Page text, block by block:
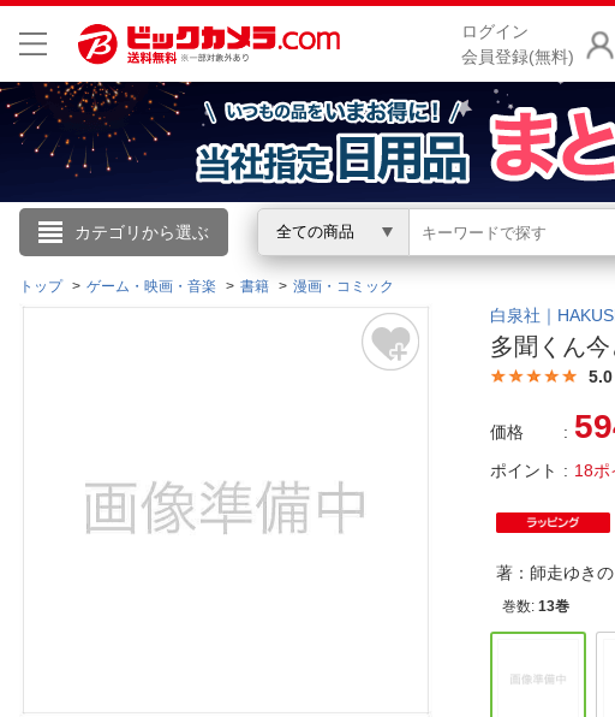
ログイン
会員登録(無料)
カテゴリから選ぶ 全ての商品
こんにちは
ログイン
閲覧履歴
トップ ゲーム・映画・音楽 書籍 漫画・コミック
白泉社｜
多聞くん
5.0
価格
ポイント
18ポ
著：師走ゆき
巻数:13巻